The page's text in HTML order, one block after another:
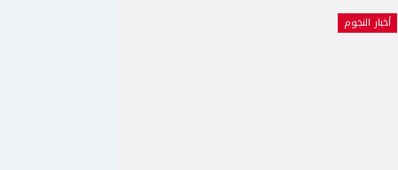
أخبار النجوم